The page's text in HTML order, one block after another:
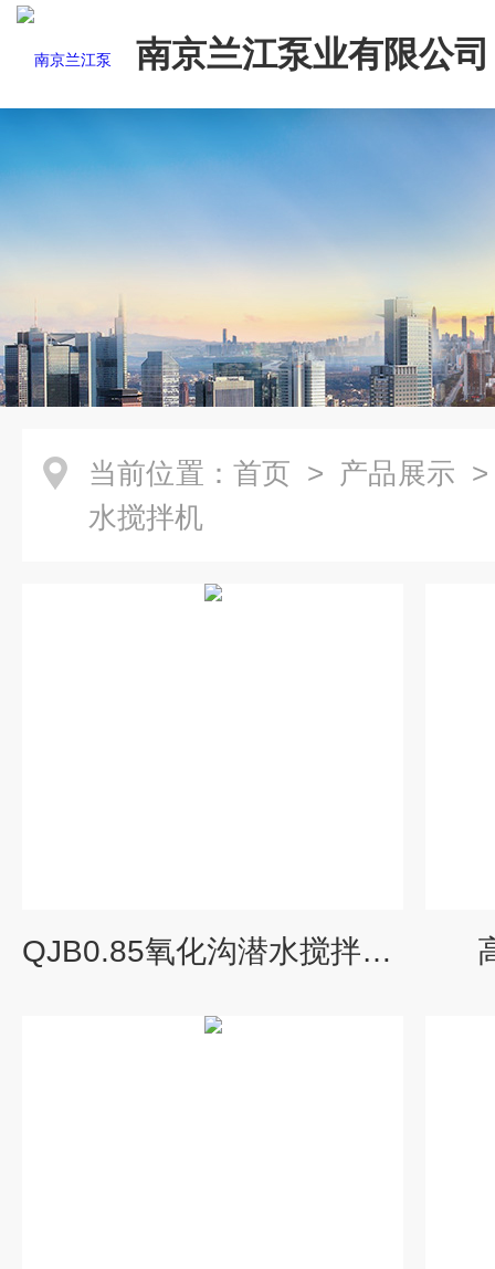
南京兰江泵业有限公司
当前位置： 首页 > 产品展示
水搅拌机
QJB0.85氧化沟潜水搅拌机选型要求